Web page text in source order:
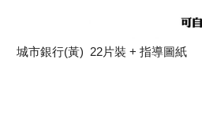
城市銀行(黃) 22片裝 + 指導圖紙